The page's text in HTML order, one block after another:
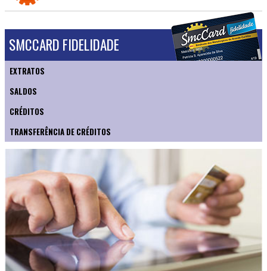
SMCCARD FIDELIDADE
EXTRATOS
SALDOS
CRÉDITOS
TRANSFERÊNCIA DE CRÉDITOS